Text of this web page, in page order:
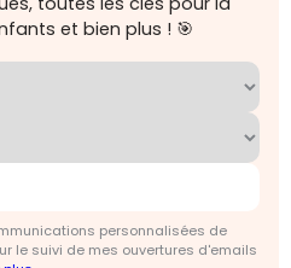
et bien plus ! 🎯
personnalisées de
le suivi de mes ouvertures d'emails